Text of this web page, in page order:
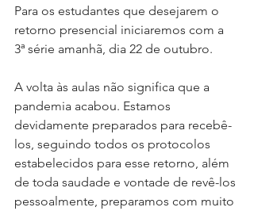
Para os estudantes que desejarem o
retorno presencial iniciaremos com a
3ª série amanhã, dia 22 de outubro.
A volta às aulas não significa que a
pandemia acabou. Estamos
devidamente preparados para recebê-
los, seguindo todos os protocolos
estabelecidos para esse retorno, além
de toda saudade e vontade de revê-los
pessoalmente, preparamos com muito